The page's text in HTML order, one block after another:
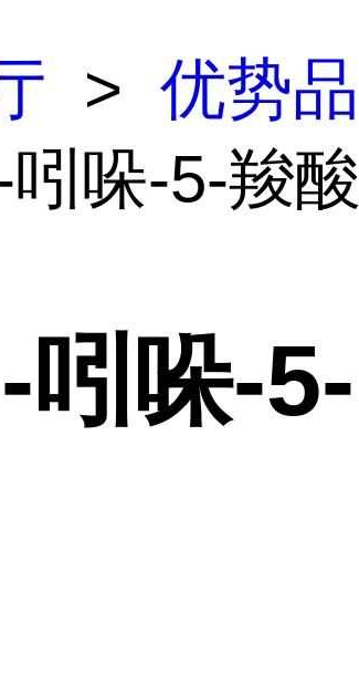
> 优势品
哚-5-羧酸
吲哚-5-